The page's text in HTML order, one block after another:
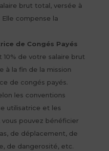
brut total, versée à
compense la
de Congés Payés
10% de votre salaire brut
à la fin de la mission
de congés payés.
les conventions
utilisatrice et les
pouvez bénéficier
de déplacement, de
de dangerosité, etc.